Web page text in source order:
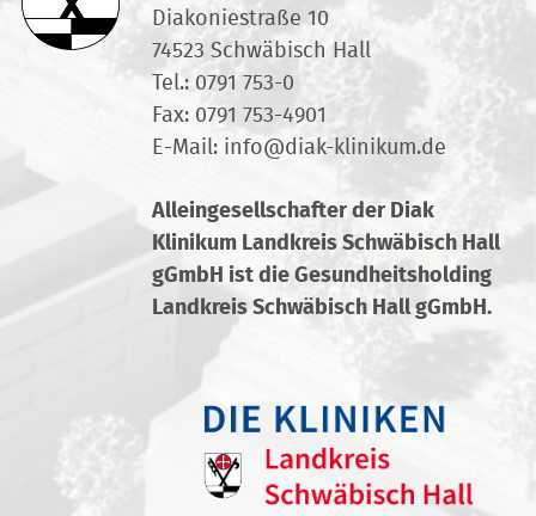
Diakoniestraße 10
74523 Schwäbisch Hall
Tel.: 0791 753-0
Fax: 0791 753-4901
E-Mail: info@diak-klinikum.de
Alleingesellschafter der Diak
Klinikum Landkreis Schwäbisch Hall
gGmbH ist die Gesundheitsholding
Landkreis Schwäbisch Hall gGmbH.